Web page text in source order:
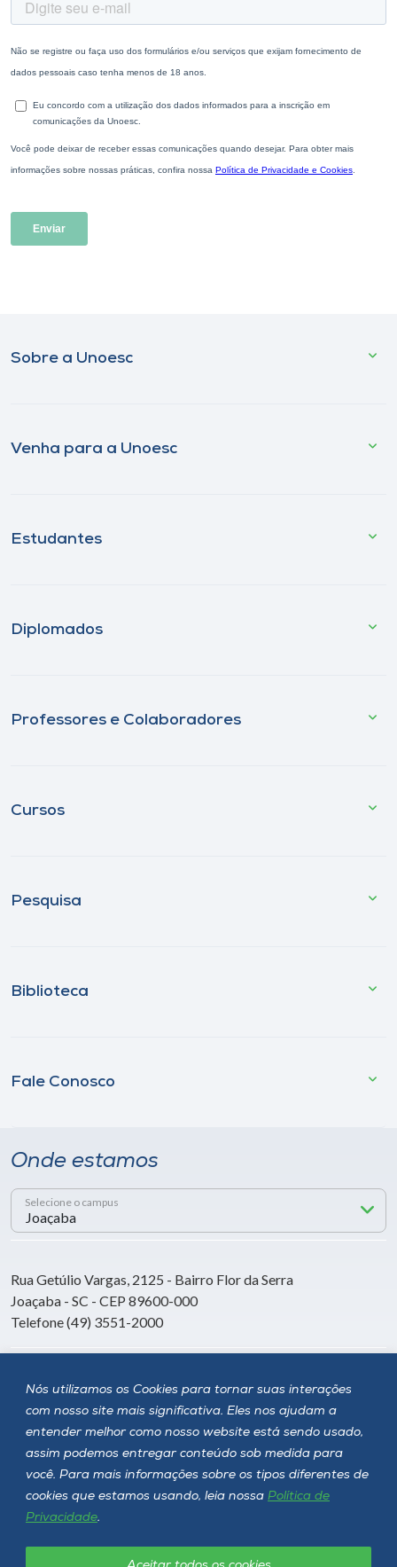
Nós utilizamos os Cookies para tornar suas interações
com nosso site mais significativa. Eles nos ajudam a
entender melhor como nosso website está sendo usado,
assim podemos entregar conteúdo sob medida para
você. Para mais informações sobre os tipos diferentes de
cookies que estamos usando, leia nossa Política de
Privacidade.
Sobre a Unoesc
Venha para a Unoesc
Estudantes
Diplomados
Professores e Colaboradores
Cursos
Pesquisa
Biblioteca
Fale Conosco
Onde estamos
Selecione o campus
Rua Getúlio Vargas, 2125 - Bairro Flor da Serra
Joaçaba - SC - CEP 89600-000
Telefone (49) 3551-2000
Siga a Unoesc